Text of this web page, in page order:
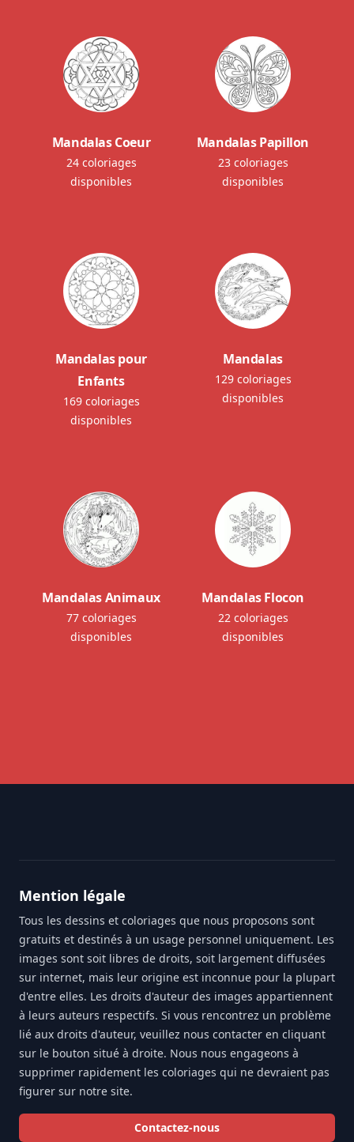
Mandalas Coeur
24 coloriages
disponibles
Mandalas Papillon
23 coloriages
disponibles
Mandalas pour
Enfants
169 coloriages
disponibles
Mandalas
129 coloriages
disponibles
Mandalas Animaux
77 coloriages
disponibles
Mandalas Flocon
22 coloriages
disponibles
Mention légale
Tous les dessins et coloriages que nous proposons sont
gratuits et destinés à un usage personnel uniquement. Les
images sont soit libres de droits, soit largement diffusées
sur internet, mais leur origine est inconnue pour la plupart
d'entre elles. Les droits d'auteur des images appartiennent
à leurs auteurs respectifs. Si vous rencontrez un problème
lié aux droits d'auteur, veuillez nous contacter en cliquant
sur le bouton situé à droite. Nous nous engageons à
supprimer rapidement les coloriages qui ne devraient pas
figurer sur notre site.
Contactez-nous